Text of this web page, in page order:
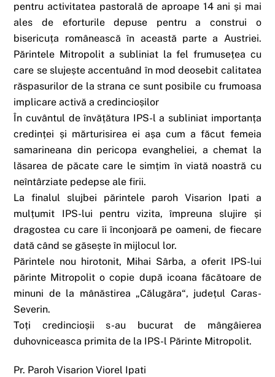
pentru activitatea pastorală de aproape 14 ani și mai
ales de eforturile depuse pentru a construi o
bisericuța românească în această parte a Austriei.
Părintele Mitropolit a subliniat la fel frumusețea cu
care se slujește accentuând în mod deosebit calitatea
răspasurilor de la strana ce sunt posibile cu frumoasa
implicare activă a credincioșilor
În cuvântul de învățătura IPS-l a subliniat importanța
credinței și mărturisirea ei așa cum a făcut femeia
samarineana din pericopa evangheliei, a chemat la
lăsarea de păcate care le simțim în viată noastră cu
neîntârziate pedepse ale firii.
La finalul slujbei părintele paroh Visarion Ipati a
mulțumit IPS-lui pentru vizita, împreuna slujire și
dragostea cu care îi înconjoară pe oameni, de fiecare
dată când se găsește în mijlocul lor.
Părintele nou hirotonit, Mihai Sârba, a oferit IPS-lui
părinte Mitropolit o copie după icoana făcătoare de
minuni de la mânăstirea „Călugăra“, județul Caras-
Severin.
Toți credincioșii s-au bucurat de mângâierea
duhovniceasca primita de la IPS-l Părinte Mitropolit.
Pr. Paroh Visarion Viorel Ipati